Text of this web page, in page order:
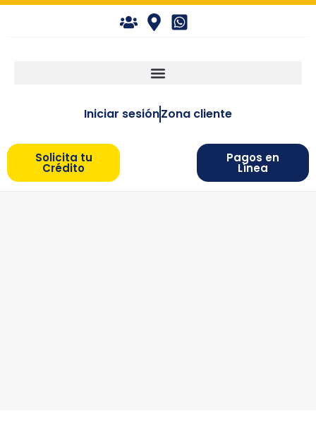
Iniciar sesiónZona cliente
Solicita tu
Crédito
Pagos en
Línea